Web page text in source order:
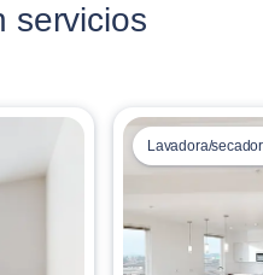
servicios
Lavadora/